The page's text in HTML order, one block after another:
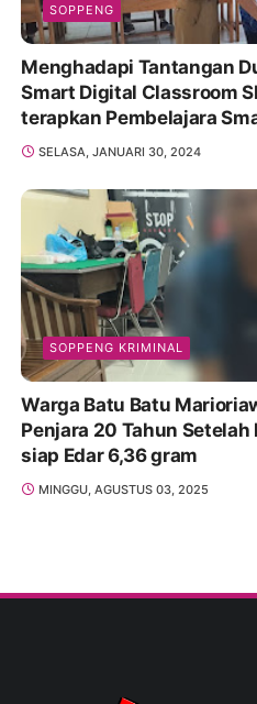
SOPPENG
Menghadapi Tantangan
Smart Digital Classroom
terapkan Pembelajara
SELASA, JANUARI 30, 2024
SOPPENG KRIMINAL
Warga Batu Batu
Penjara 20 Tahun Setelah
siap Edar 6,36 gram
MINGGU, AGUSTUS 03, 2025